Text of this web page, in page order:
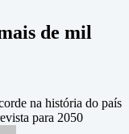
de mil
na história do país
para 2050